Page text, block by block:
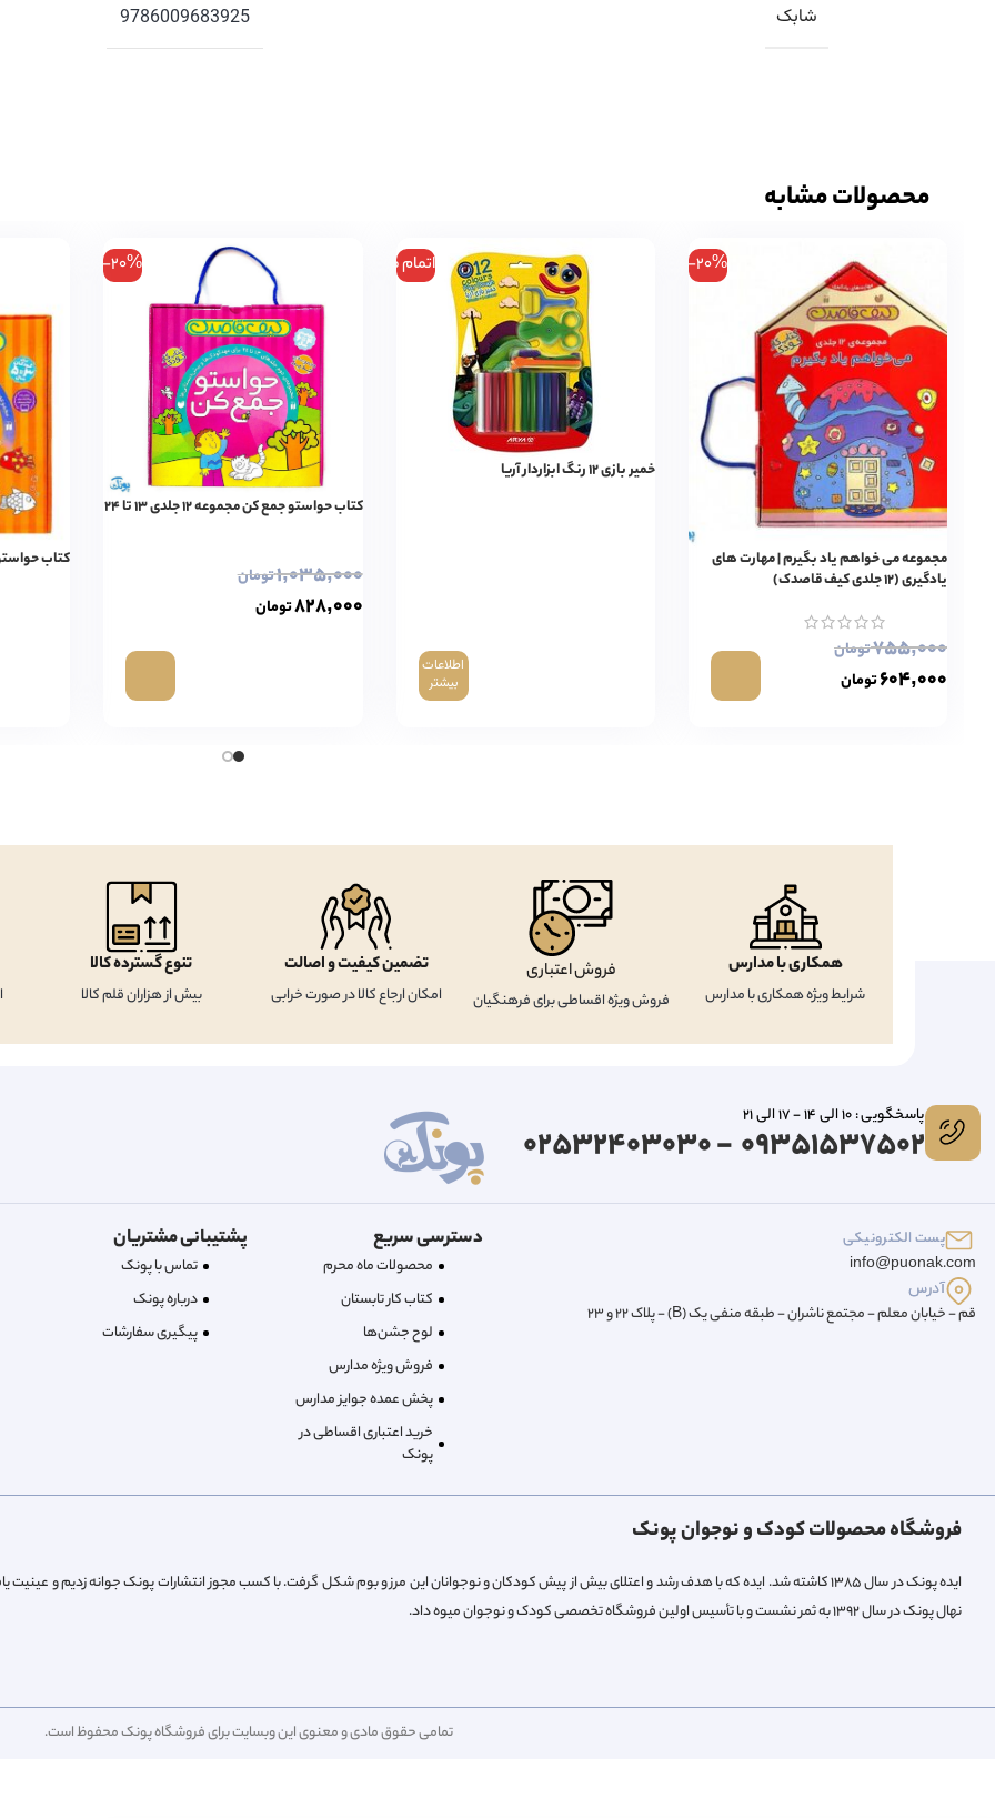
شابک 9786009683925
محصولات مشابه
-20%
مجموعه می خواهم یاد بگیرم | مهارت های
یادگیری (۱۲ جلدی کیف قاصدک)
۷۵۵,۰۰۰تومان
۶۰۴,۰۰۰تومان
اتمام موجودی
خمیر بازی ۱۲ رنگ ابزاردار آریا
اطلاعات
بیشتر
-20%
کتاب حواستو جمع کن مجموعه ۱۲ جلدی ۱۳ تا ۲۴
۱,۰۳۵,۰۰۰تومان
۸۲۸,۰۰۰تومان
کتاب حواستو جمع
همکاری با مدارس
شرایط ویژه همکاری با مدارس
فروش اعتباری
فروش ویژه اقساطی برای فرهنگیان
تضمین کیفیت و اصالت
امکان ارجاع کالا در صورت خرابی
تنوع گسترده کالا
بیش از هزاران قلم کالا
پاسخگویی : 10 الی 14 - 17 الی 21
09351537502 - 02532403030
پست الکترونیکی
info@puonak.com
آدرس
قم - خیابان معلم - مجتمع ناشران - طبقه منفی یک (B) - پلاک 22 و 23
دسترسی سریع
محصولات ماه محرم
کتاب کار تابستان
لوح جشن‌ها
فروش ویژه مدارس
پخش عمده جوایز مدارس
خرید اعتباری اقساطی در
پونک
پشتیبانی مشتریان
تماس با پونک
درباره‌ پونک
پیگیری سفارشات
فروشگاه محصولات کودک و نوجوان پونک
ایده پونک در سال ۱۳۸۵ کاشته شد. ایده که با هدف رشد و اعتلای بیش از پیش کودکان و نوجوانان این مرز و بوم شکل گرفت. با کسب مجوز انتشارات پونک جوانه زدیم و عینیت
نهال پونک در سال ۱۳۹۲ به ثمر نشست و با تأسیس اولین فروشگاه تخصصی کودک و نوجوان میوه داد.
تمامی حقوق مادی و معنوی این وبسایت برای فروشگاه پونک محفوظ است.